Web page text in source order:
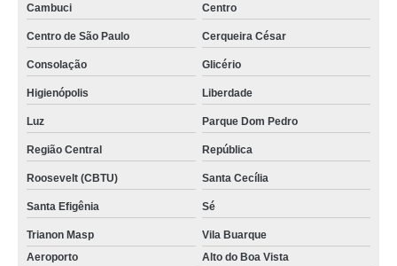
Cambuci Centro
Centro de São Paulo Cerqueira César
Consolação Glicério
Higienópolis Liberdade
Luz Parque Dom Pedro
Região Central República
Roosevelt (CBTU) Santa Cecília
Santa Efigênia Sé
Trianon Masp
Vila Buarque
Aeroporto
Alto do Boa Vista